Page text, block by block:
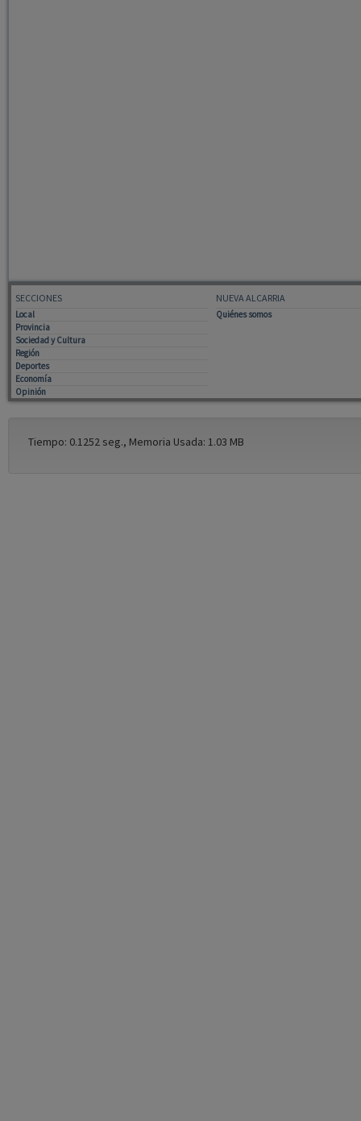
SECCIONES
Local
Provincia
Sociedad y Cultura
Región
Deportes
Economía
Opinión
NUEVA ALCARRIA
Quiénes somos
Tiempo: 0.1252 seg., Memoria Usada: 1.03 MB